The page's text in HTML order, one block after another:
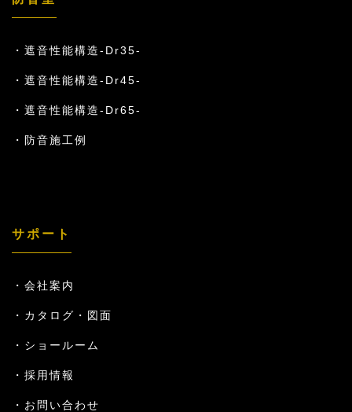
遮音性能構造-Dr35-
遮音性能構造-Dr45-
遮音性能構造-Dr65-
防音施工例
サポート
会社案内
カタログ・図面
ショールーム
採用情報
お問い合わせ